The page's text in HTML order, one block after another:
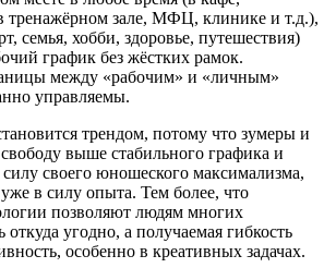
тренажёрном зале, МФЦ, клинике и т.д.),
семья, хобби, здоровье, путешествия)
график без жёстких рамок.
между «рабочим» и «личным»
управляемы.
трендом, потому что зумеры и
выше стабильного графика и
своего юношеского максимализма,
в силу опыта. Тем более, что
позволяют людям многих
откуда угодно, а получаемая гибкость
особенно в креативных задачах.